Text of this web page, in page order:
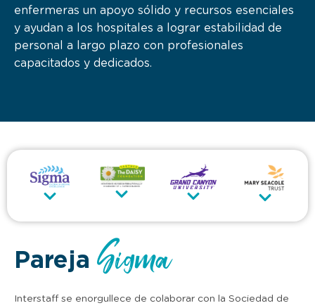
enfermeras un apoyo sólido y recursos esenciales
y ayudan a los hospitales a lograr estabilidad de
personal a largo plazo con profesionales
capacitados y dedicados.
Pareja Sigma
Interstaff se enorgullece de colaborar con la Sociedad de